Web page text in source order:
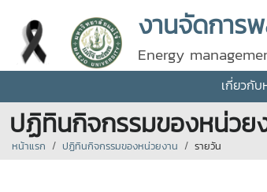
งานจัดการ
Energy
เกี่ยวกับ
ปฏิทินกิจกรรมของหน่วย
หน้าแรก ปฏิทินกิจกรรมของหน่วยงาน รายวัน